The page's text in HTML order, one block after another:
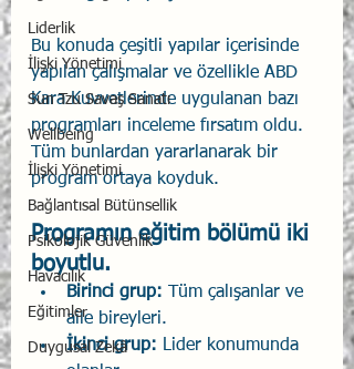
Liderlik
İlişki Yönetimi
Sun Tzu Savaş Sanatı
Wellbeing
İlişki Yönetimi
Bağlantısal Bütünsellik
Psikolojik Güvenlik
Havacılık
Eğitimler
Duygusal Zekâ
Bu konuda çeşitli yapılar içerisinde
yapılan çalışmalar ve özellikle ABD
Kara Kuvvetlerinde uygulanan bazı
programları inceleme fırsatım oldu.
Tüm bunlardan yararlanarak bir
program ortaya koyduk.
Programın eğitim bölümü iki
boyutlu.
Birinci grup:
Tüm çalışanlar ve
aile bireyleri.
İkinci grup: Lider konumunda